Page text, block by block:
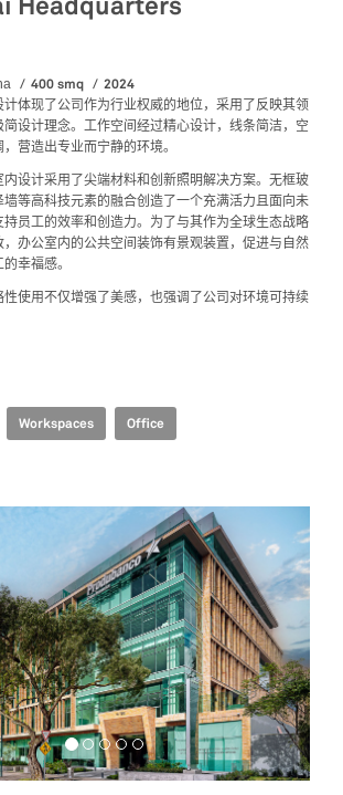
400 smq 2024
计体现了公司作为行业权威的地位，采用了反映其领
设计理念。工作空间经过精心设计，线条简洁，空
营造出专业而宁静的环境。
设计采用了尖端材料和创新照明解决方案。无框玻
等高科技元素的融合创造了一个充满活力且面向未
员工的效率和创造力。为了与其作为全球生态战略
，办公室内的公共空间装饰有景观装置，促进与自然
幸福感。
使用不仅增强了美感，也强调了公司对环境可持续
Workspaces Office